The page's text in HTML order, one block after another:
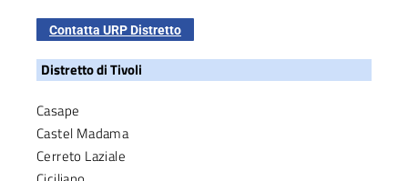
Contatta URP Distretto
Distretto di Tivoli
Casape
Castel Madama
Cerreto Laziale